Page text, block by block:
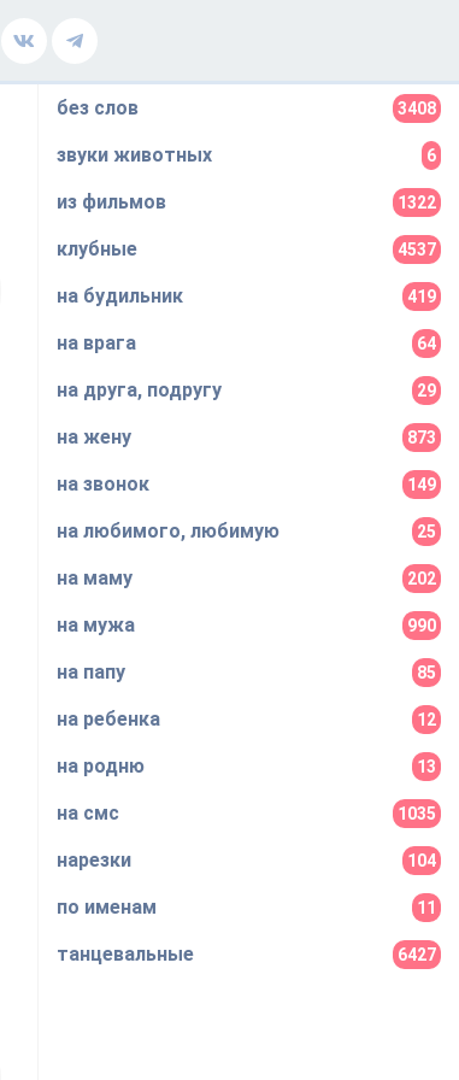
без слов 3408
звуки животных 6
из фильмов 1322
клубные 4537
на будильник 419
на врага 64
на друга, подругу 29
на жену 873
на звонок 149
на любимого, любимую 25
на маму 202
на мужа 990
на папу 85
на ребенка 12
на родню 13
на смс 1035
нарезки 104
по именам 11
танцевальные 6427